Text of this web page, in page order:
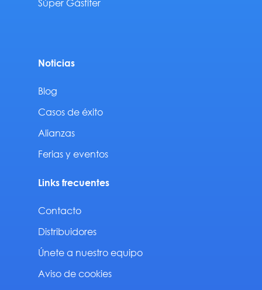
Noticias
Blog
Casos de éxito
Alianzas
Ferias y eventos
Links frecuentes
Contacto
Distribuidores
Únete a nuestro equipo
Aviso de cookies